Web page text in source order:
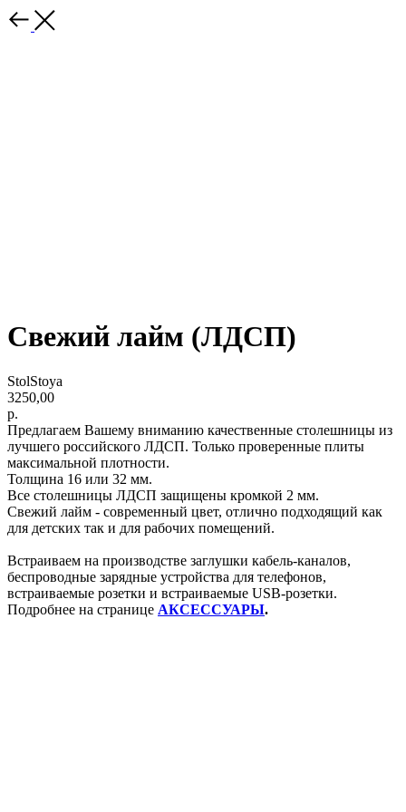
Свежий лайм (ЛДСП)
StolStoya
3250,00
р.
Предлагаем Вашему вниманию качественные столешницы из
лучшего российского ЛДСП. Только проверенные плиты
максимальной плотности.
Толщина 16 или 32 мм.
Все столешницы ЛДСП защищены кромкой 2 мм.
Свежий лайм - современный цвет, отлично подходящий как
для детских так и для рабочих помещений.
Встраиваем на производстве заглушки кабель-каналов,
беспроводные зарядные устройства для телефонов,
встраиваемые розетки и встраиваемые USB-розетки.
Подробнее на странице АКСЕССУАРЫ.